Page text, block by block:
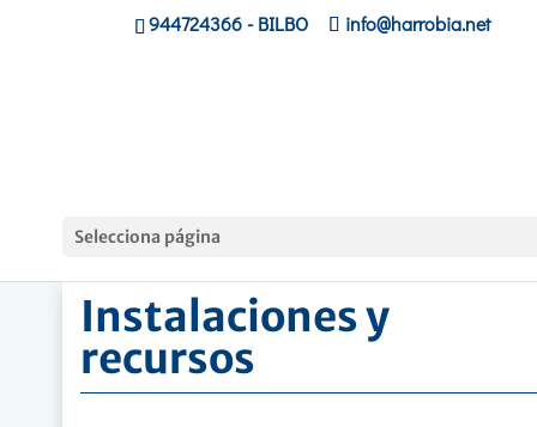
944724366- BILBO info@harrobia.net
Selecciona página
Instalaciones y
recursos